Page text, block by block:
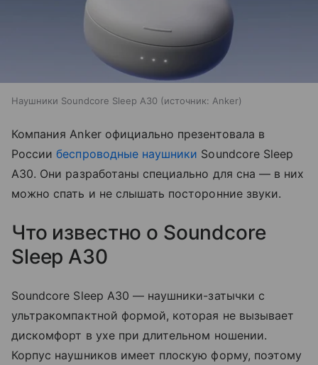
Наушники Soundcore Sleep A30 источник: Anker
Компания Anker официально презентовала в
Россиибеспроводные наушники Soundcore Sleep
A30. Они разработаны специально для сна — в них
можно спать и не слышать посторонние звуки.
Что известно о Soundcore
Sleep A30
Soundcore Sleep A30 — наушники-затычки с
ультракомпактной формой, которая не вызывает
дискомфорт в ухе при длительном ношении.
Корпус наушников имеет плоскую форму, поэтому